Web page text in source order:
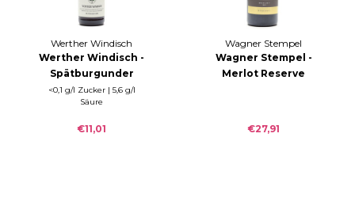
Werther Windisch
Werther Windisch -
Spätburgunder
2022
<0,1 g/l Zucker | 5,6 g/l
Säure
€11,01
Wagner Stempel
Wagner Stempel -
Merlot Reserve
€27,91